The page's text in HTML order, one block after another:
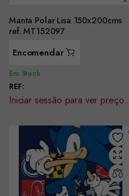
Manta Polar Lisa 150x200cms
ref. MT152097
Encomendar
Em Stock
REF:
Iniciar sessão para ver preço